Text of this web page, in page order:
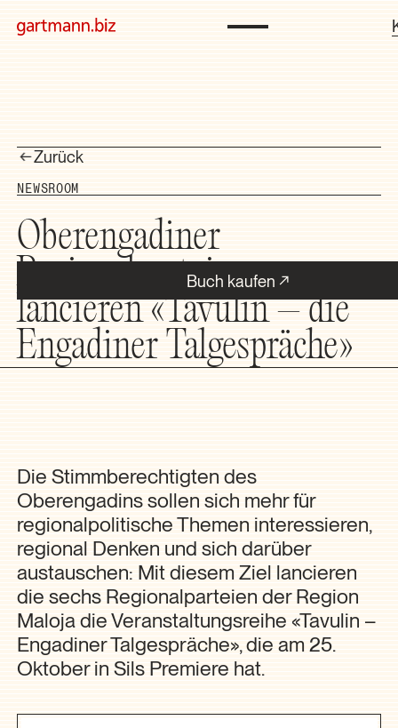
Buch kaufen
Zurück
NEWSROOM
Oberengadiner
Regionalparteien
lancieren «Tavulin – die
Engadiner Talgespräche»
Die Stimmberechtigten des
Oberengadins sollen sich mehr für
regionalpolitische Themen interessieren,
regional Denken und sich darüber
austauschen: Mit diesem Ziel lancieren
die sechs Regionalparteien der Region
Maloja die Veranstaltungsreihe «Tavulin –
Engadiner Talgespräche», die am 25.
Oktober in Sils Premiere hat.